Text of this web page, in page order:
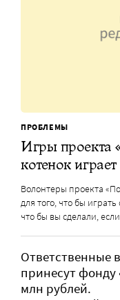
ПРОБЛЕМЫ
Игры проекта
котенок
Волонтеры проекта
для того, что бы
что бы вы сделали,
Ответственные
принесут фонду
млн рублей.